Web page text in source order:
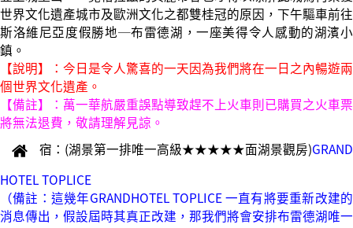
世界文化遺產城市及歐洲文化之都雙桂冠的原因，下午驅車前往
斯洛維尼亞度假勝地─布雷德湖，一座美得令人感動的湖濱小
鎮。
【說明】：今日是令人驚喜的一天因為我們將在一日之內暢遊兩
個世界文化遺產。
【備註】：萬一華航嚴重誤點導致趕不上火車則已購買之火車票
將無法退費，敬請理解見諒。
宿：(湖景第一排唯一高級★★★★★面湖景觀房)GRAND
HOTEL TOPLICE
（備註：這幾年GRANDHOTEL TOPLICE 一直有將要重新改建的
消息傳出，假設屆時其真正改建，那我們將會安排布雷德湖唯一